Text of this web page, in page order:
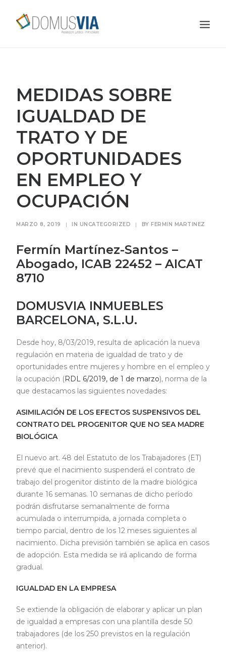
SERVICIOS
CONTACTO
SOLICÍTENOS PRESUPUESTO
BLOG
MEDIDAS SOBRE
IGUALDAD DE
TRATO Y DE
OPORTUNIDADES
EN EMPLEO Y
OCUPACIÓN
MARZO 8, 2019 | IN UNCATEGORIZED | BY FERMIN MARTINEZ
Fermín Martínez-Santos –
Abogado, ICAB 22452 – AICAT
8710
DOMUSVIA INMUEBLES
BARCELONA, S.L.U.
Desde hoy, 8/03/2019, resulta de aplicación la nueva
regulación en materia de igualdad de trato y de
oportunidades entre mujeres y hombre en el empleo y
la ocupación (RDL 6/2019, de 1 de marzo), norma de la
que destacamos las siguientes novedades:
ASIMILACIÓN DE LOS EFECTOS SUSPENSIVOS DEL
CONTRATO DEL PROGENITOR QUE NO SEA MADRE
BIOLÓGICA
El nuevo art. 48 del Estatuto de los Trabajadores (ET)
prevé que el nacimiento suspenderá el contrato de
trabajo del progenitor distinto de la madre biológica
durante 16 semanas. 10 semanas de dicho período
podrán disfrutarse semanalmente de forma
acumulada o interrumpida, a jornada completa o
tiempo parcial, dentro de los 12 meses siguientes al
nacimiento. Dicha previsión también se aplica en casos
de adopción. Esta medida se irá aplicando de forma
gradual.
IGUALDAD EN LA EMPRESA
Se extiende la obligación de elaborar y aplicar un plan
de igualdad a empresas con una plantilla desde 50
trabajadores (de los 250 previstos en la regulación
anterior).